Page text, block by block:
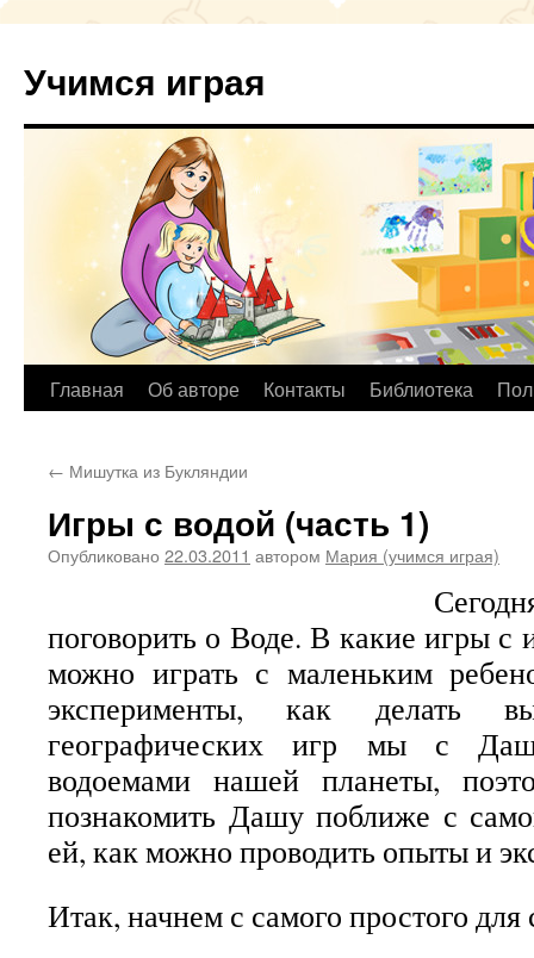
Учимся играя
Перейти
содержимому
Главная Об авторе Контакты Библиотека
← Мишутка из Букляндии
Игры с водой (часть 1)
Опубликовано 22.03.2011 автором Мария (учимся играя)
поговорить о Воде. В какие игры с
можно играть с маленьким
эксперименты, как делать
географических игр мы с
водоемами нашей планеты,
познакомить Дашу поближе с
ей, как можно проводить опыты и
Итак, начнем с самого простого